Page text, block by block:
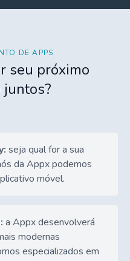
DE APPS
seu próximo
seja qual for a sua
da Appx podemos
móvel.
a Appx desenvolverá
modernas
especializados em